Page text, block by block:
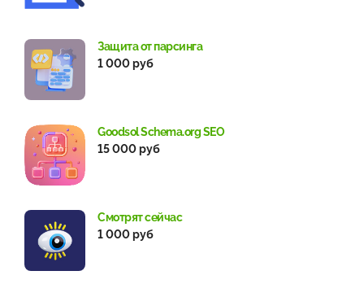
Защита от парсинга
1 000 руб
Goodsol Schema.org SEO
15 000 руб
Смотрят сейчас
1 000 руб